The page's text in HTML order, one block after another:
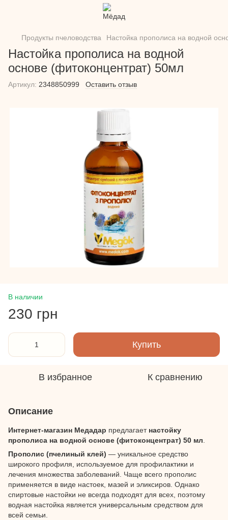
Продукты пчеловодства Настойка прополиса на водной
Настойка прополиса на водной
основе (фитоконцентрат) 50мл
Артикул: 2348850999 Оставить отзыв
В наличии
230 грн
Купить
В избранное К сравнению
Описание
Интернет-магазин Медадар предлагает настойку
прополиса на водной основе (фитоконцентрат) 50 мл
Прополис (пчелиный клей) — уникальное средство
широкого профиля, используемое для профилактики и
лечения множества заболеваний. Чаще всего прополис
применяется в виде настоек, мазей и эликсиров. Однако
спиртовые настойки не всегда подходят для всех, поэтому
водная настойка является универсальным средством для
всей семьи.